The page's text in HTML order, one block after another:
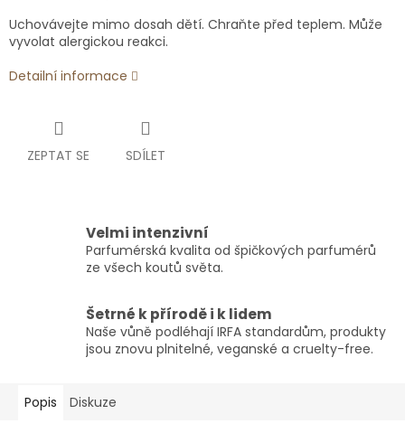
Uchovávejte mimo dosah dětí. Chraňte před teplem. Může
vyvolat alergickou reakci.
Detailní informace
ZEPTAT SE SDÍLET
Velmi intenzivní
Parfumérská kvalita od špičkových parfumérů
ze všech koutů světa.
Šetrné k přírodě i k lidem
Naše vůně podléhají IRFA standardům, produkty
jsou znovu plnitelné, veganské a cruelty-free.
Popis Diskuze